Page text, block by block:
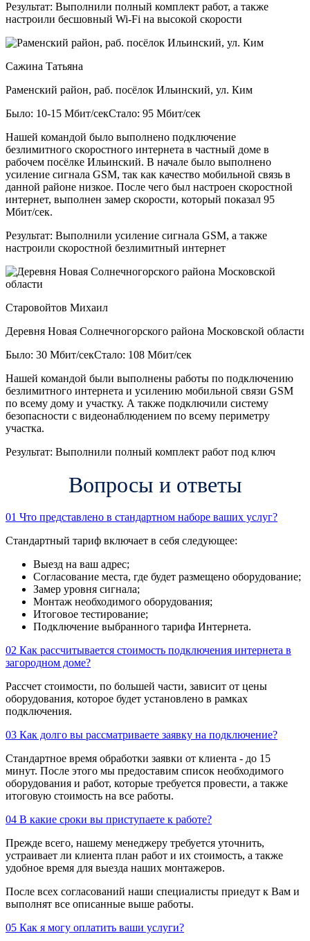
Результат: Выполнили полный комплект работ, а также
настроили бесшовный Wi-Fi на высокой скорости
Сажина Татьяна
Раменский район, раб. посёлок Ильинский, ул. Ким
Было: 10-15 Мбит/секСтало: 95 Мбит/сек
Нашей командой было выполнено подключение
безлимитного скоростного интернета в частный доме в
рабочем посёлке Ильинский. В начале было выполнено
усиление сигнала GSM, так как качество мобильной связь в
данной районе низкое. После чего был настроен скоростной
интернет, выполнен замер скорости, который показал 95
Мбит/сек.
Результат: Выполнили усиление сигнала GSM, а также
настроили скоростной безлимитный интернет
Старовойтов Михаил
Деревня Новая Солнечногорского района Московской области
Было: 30 Мбит/секСтало: 108 Мбит/сек
Нашей командой были выполнены работы по подключению
безлимитного интернета и усилению мобильной связи GSM
по всему дому и участку. А также подключили систему
безопасности с видеонаблюдением по всему периметру
участка.
Результат: Выполнили полный комплект работ под ключ
Вопросы и ответы
01 Что представлено в стандартном наборе ваших услуг?
Стандартный тариф включает в себя следующее:
Выезд на ваш адрес;
Согласование места, где будет размещено оборудование;
Замер уровня сигнала;
Монтаж необходимого оборудования;
Итоговое тестирование;
Подключение выбранного тарифа Интернета.
02 Как рассчитывается стоимость подключения интернета в
загородном доме?
Рассчет стоимости, по большей части, зависит от цены
оборудования, которое будет установлено в рамках
подключения.
03 Как долго вы рассматриваете заявку на подключение?
Стандартное время обработки заявки от клиента - до 15
минут. После этого мы предоставим список необходимого
оборудования и работ, которые требуется провести, а также
итоговую стоимость на все работы.
04 В какие сроки вы приступаете к работе?
Прежде всего, нашему менеджеру требуется уточнить,
устраивает ли клиента план работ и их стоимость, а также
удобное время для выезда наших монтажеров.
После всех согласований наши специалисты приедут к Вам и
выполнят все описанные выше работы.
05 Как я могу оплатить ваши услуги?